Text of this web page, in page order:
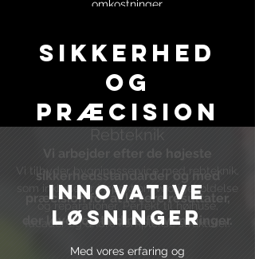
omkostninger.
Bygningsservice med
Vi tilbyder bygningsservice med rebteknik,
som inkluderer inspektion, vedligeholdelse
og reparationer. Perfekt til højhuse,
facader og andre komplekse strukturer.
Sikkerhed
og
Præcision
sikkerhedsstandarder og med
præcision for at levere resultater,
der lever op til dine forventninger.
Innovative
Løsninger
Med vores erfaring og